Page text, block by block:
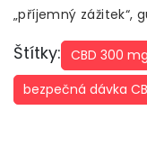
„příjemný zážitek“,
Štítky: CBD 300 mg
bezpečná dávka